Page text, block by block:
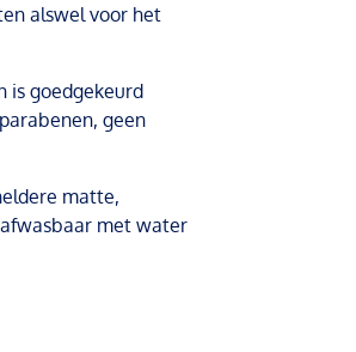
alswel voor het
is goedgekeurd
geen
matte,
met water